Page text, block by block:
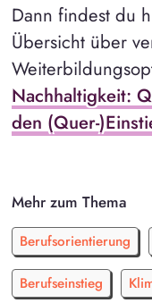
Dann findest du
Übersicht über
Nachhaltigkeit:
den (Quer-
Mehr zum Thema
Berufsorientierung
Berufseinstieg